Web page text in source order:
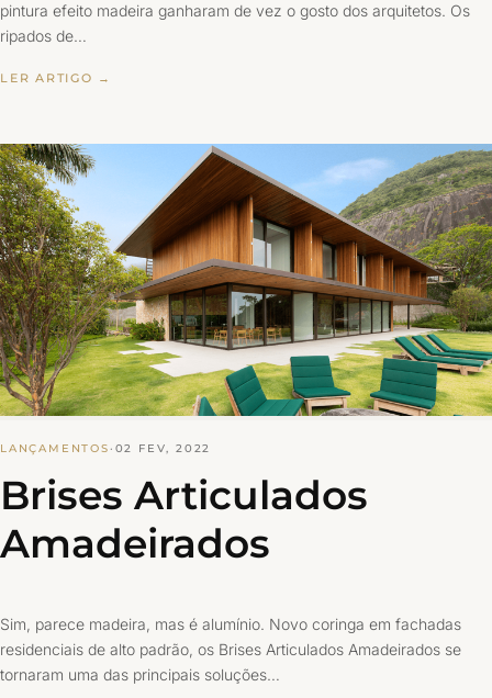
pintura efeito madeira ganharam de vez o gosto dos arquitetos. Os
ripados de…
LER ARTIGO →
LANÇAMENTOS· 02 FEV, 2022
Brises Articulados
Amadeirados
Sim, parece madeira, mas é alumínio. Novo coringa em fachadas
residenciais de alto padrão, os Brises Articulados Amadeirados se
tornaram uma das principais soluções…